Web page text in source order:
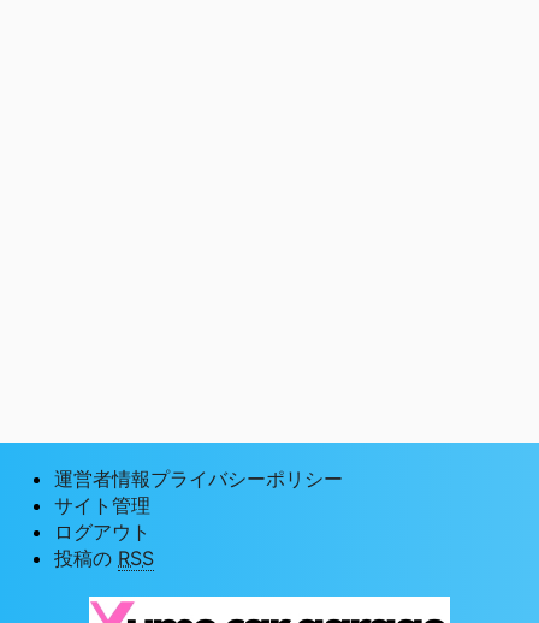
運営者情報プライバシーポリシー
サイト管理
ログアウト
投稿の RSS